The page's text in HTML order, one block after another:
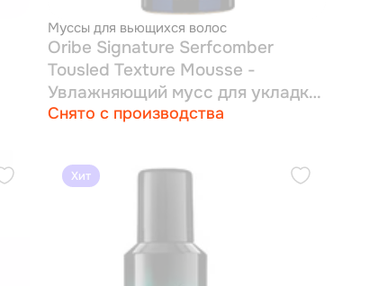
Муссы для вьющихся волос
Oribe Signature Serfcomber
Tousled Texture Mousse -
Увлажняющий мусс для укладки
и для создания естественных
Снято с производства
Хит